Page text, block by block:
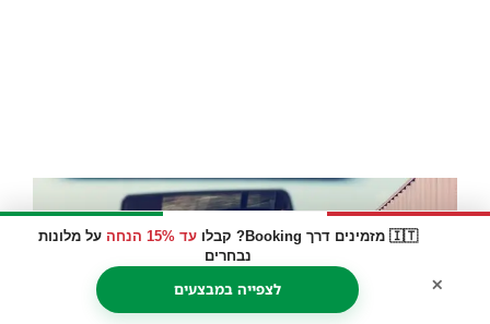
🇮🇹 מזמינים דרך Booking? קבלו עד 15% הנחה
על מלונות
נבחרים
לצפייה במבצעים ×